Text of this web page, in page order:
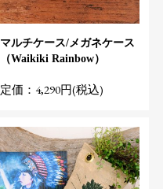
マルチケース/メガネケース
（Waikiki Rainbow）
定価：4,290円(税込)